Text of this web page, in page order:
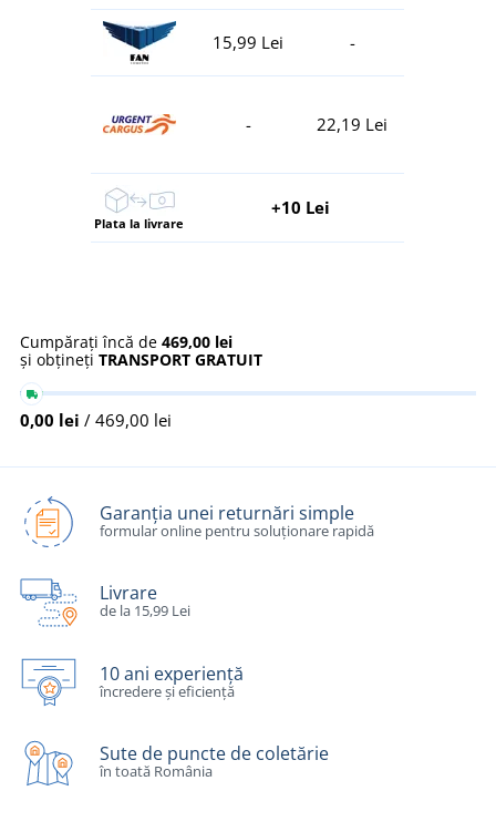
15,99 Lei -
- 22,19 Lei
Plata la livrare
+10 Lei
Cumpărați încă de 469,00 lei
și obțineți TRANSPORT GRATUIT
0,00 lei / 469,00 lei
Garanția unei returnări simple
formular online pentru soluționare rapidă
Livrare
de la 15,99 Lei
10 ani experiență
încredere și eficiență
Sute de puncte de coletărie
în toată România